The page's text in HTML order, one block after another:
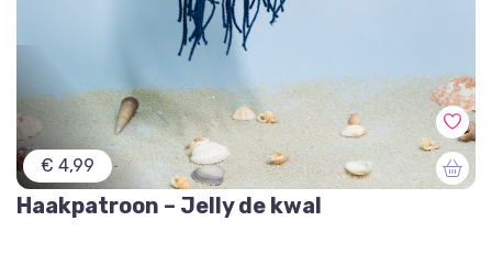
€ 4,99
Haakpatroon – Jelly de kwal